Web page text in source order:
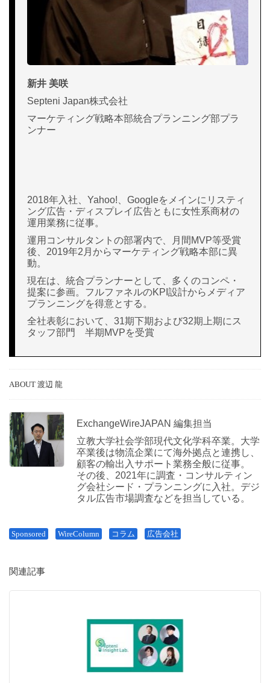
新井 美咲
Septeni Japan株式会社
マーケティング戦略本部統合プランニング部プラ
ンナー
2018年入社、Yahoo!、Googleをメインにリスティ
ング広告・ディスプレイ広告ともに女性系商材の
運用業務に従事。
運用コンサルタントの部署内で、月間MVP等受賞
後、2019年2月からマーケティング戦略本部に異
動。
現在は、統合プランナーとして、多くのコンペ・
提案に参画。フルファネルのKPI設計からメディア
プランニングを得意とする。
全社表彰において、31期下期および32期上期にス
タッフ部門 半期MVPを受賞
ABOUT 渡辺 龍
ExchangeWireJAPAN 編集担当
立教大学社会学部現代文化学科卒業。大学
卒業後は物流企業にて海外拠点と連携し、
顧客の輸出入サポート業務全般に従事。
その後、2021年に調査・コンサルティン
グ会社シード・プランニングに入社。デジ
タル広告市場調査などを担当している。
Sponsored WireColumn コラム 広告会社
関連記事